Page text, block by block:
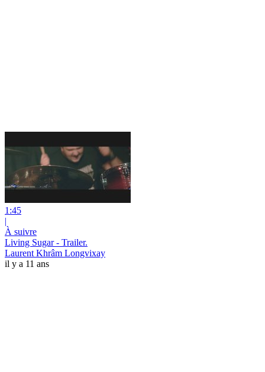
1:45
|
À suivre
Living Sugar - Trailer.
Laurent Khrâm Longvixay
il y a 11 ans